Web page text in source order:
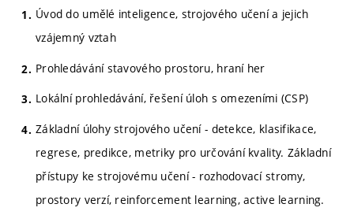
Úvod do umělé inteligence, strojového učení a jejich
vzájemný vztah
Prohledávání stavového prostoru, hraní her
Lokální prohledávání, řešení úloh s omezeními (CSP)
Základní úlohy strojového učení - detekce, klasifikace,
regrese, predikce, metriky pro určování kvality. Základní
přístupy ke strojovému učení - rozhodovací stromy,
prostory verzí, reinforcement learning, active learning.